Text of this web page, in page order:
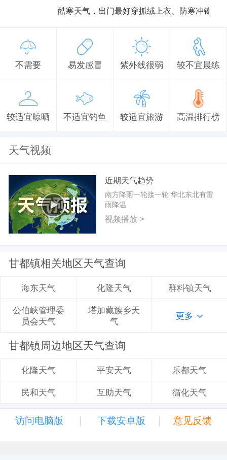
酷寒天气，出门最好穿抓绒上衣、防寒冲锋衣
不需要 易发感冒 紫外线很弱 较不宜晨练
较适宜晾晒 不适宜钓鱼 较适宜旅游 高温排行榜
天气视频
近期天气趋势
南方降雨一轮接一轮 华北东北有雷
雨降温
视频播放 >
甘都镇相关地区天气查询
海东天气 化隆天气 群科镇天气
公伯峡管理委
员会天气
塔加藏族乡天
气
更多
甘都镇周边地区天气查询
化隆天气 平安天气 乐都天气
民和天气 互助天气 循化天气
访问电脑版 | 下载安卓版 | 意见反馈